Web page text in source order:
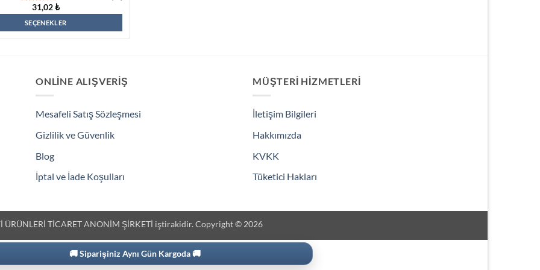
müşteri
puanına
dayanarak 5
31,02₺
SEÇENEKLER
Bu
fazla
varyasyonu
var.
sayfasından
seçilebilir
ONLINE ALIŞVERIŞ
Mesafeli Satış Sözleşmesi
Gizlilik ve Güvenlik
Blog
İptal ve İade Koşulları
MÜŞTERI HIZMETLERI
İletişim Bilgileri
Hakkımızda
KVKK
Tüketici Hakları
ÜRÜNLERİ TİCARET ANONİM ŞİRKETİ iştirakidir. Copyright © 2026
🚚 Siparişiniz Aynı Gün Kargoda 🚚